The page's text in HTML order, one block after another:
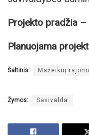
Projekto pradžia
Planuojama
Šaltinis: Mažeikių
Žymos: Savivalda